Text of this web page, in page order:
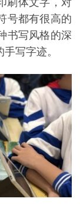
刷体文字，对
号都有很高的
书写风格的深
写字迹。